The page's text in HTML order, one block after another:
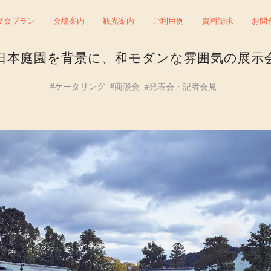
会プラン 会場案内 観光案内 ご利用例 資料請求 お問
本庭園を背景に、和モダンな雰囲気の展示
#ケータリング #商談会 #発表会・記者会見